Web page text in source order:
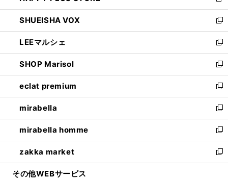
ウ
で
開
く
ン
ド
ウ
で
開
く
ウ
ィ
ン
ド
ウ
で
開
く
し
い
ウ
ィ
ン
ド
ウ
で
開
く
SHUEISHA VOX
新
し
い
ウ
ィ
ン
ド
ウ
で
開
く
LEEマルシェ
新
し
い
ウ
ィ
ン
ド
ウ
で
開
く
SHOP Marisol
新
し
い
ウ
ィ
ン
ド
ウ
で
開
eclat premium
新
し
い
ウ
ィ
ン
ド
ウ
mirabella
新
し
い
ウ
ィ
ン
mirabella homme
新
し
い
ウ
zakka market
新
し
その他WEBサービス